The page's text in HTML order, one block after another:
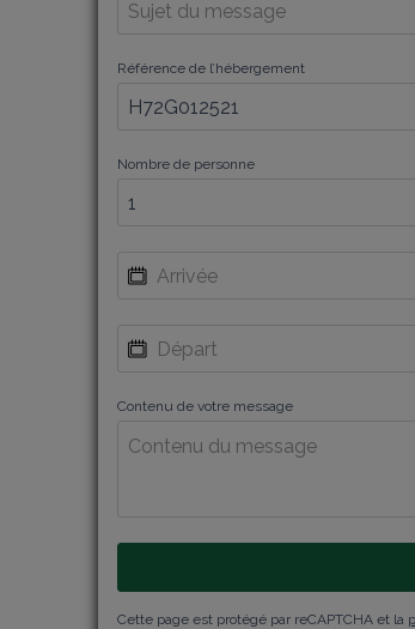
Référence de l’hébergement
Nombre de personne
Contenu de votre message
Cette page est protégé par reCAPTCHA et la